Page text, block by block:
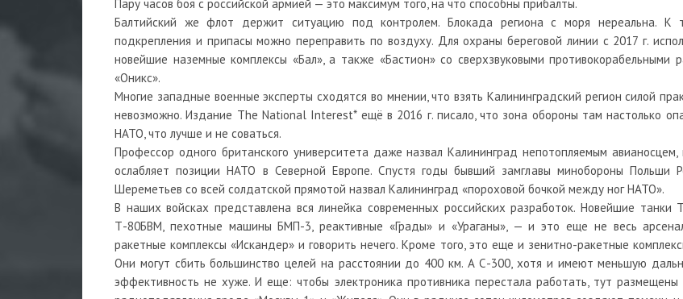
Пару часов боя с российской армией — это максимум того, на что способны прибалты.
Балтийский же флот держит ситуацию под контролем. Блокада региона с моря нереальна. К
подкрепления и припасы можно переправить по воздуху. Для охраны береговой линии с 2017 г.
новейшие наземные комплексы «Бал», а также «Бастион» со сверхзвуковыми противокорабельными
«Оникс».
Многие западные военные эксперты сходятся во мнении, что взять Калининградский регион силой
невозможно. Издание The National Interest* ещё в 2016 г. писало, что зона обороны там настолько
НАТО, что лучше и не соваться.
Профессор одного британского университета даже назвал Калининград непотопляемым авианосцем,
ослабляет позиции НАТО в Северной Европе. Спустя годы бывший замглавы минобороны Польши
Шереметьев со всей солдатской прямотой назвал Калининград «пороховой бочкой между ног НАТО».
В наших войсках представлена вся линейка современных российских разработок. Новейшие танки
Т-80БВМ, пехотные машины БМП-3, реактивные «Грады» и «Ураганы», — и это еще не весь
ракетные комплексы «Искандер» и говорить нечего. Кроме того, это еще и зенитно-ракетные
Они могут сбить большинство целей на расстоянии до 400 км. А С-300, хотя и имеют меньшую
эффективность не хуже. И еще: чтобы электроника противника перестала работать, тут размещены